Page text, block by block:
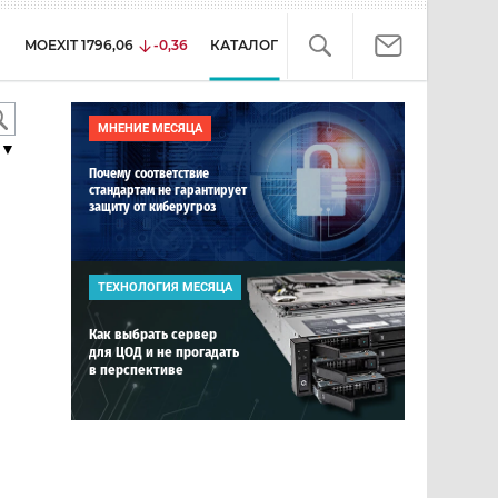
MOEXIT 1796,06 -0,36 КАТАЛОГ
МНЕНИЕ МЕСЯЦА
Почему соответствие
стандартам не гарантирует
защиту от киберугроз
ТЕХНОЛОГИЯ МЕСЯЦА
Как выбрать сервер
для ЦОД и не прогадать
в перспективе